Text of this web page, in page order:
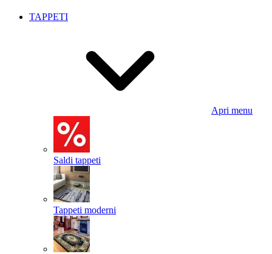
TAPPETI
Apri menu
Saldi tappeti
Tappeti moderni